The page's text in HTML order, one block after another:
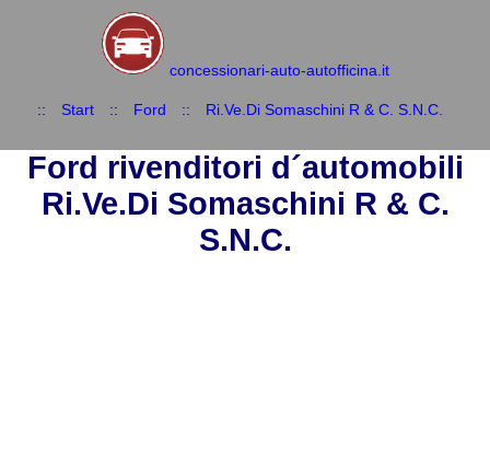
concessionari-auto-autofficina.it
:: Start :: Ford :: Ri.Ve.Di Somaschini R & C. S.N.C.
Ford rivenditori d´automobili
Ri.Ve.Di Somaschini R & C.
S.N.C.